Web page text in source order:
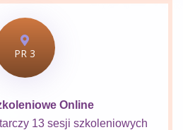
PR 3
Online
13 sesji szkoleniowych